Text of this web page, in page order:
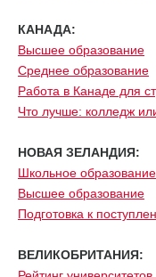
КАНАДА:
Высшее образование
Среднее образование
Работа в Канаде для
Что лучше: колледж
НОВАЯ ЗЕЛАНДИЯ:
Школьное образование
Высшее образование
Подготовка к
ВЕЛИКОБРИТАНИЯ: